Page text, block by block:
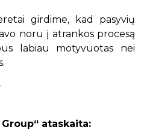
girdime, kad pasyvių
noru į atrankos procesą
labiau motyvuotas nei
ataskaita: